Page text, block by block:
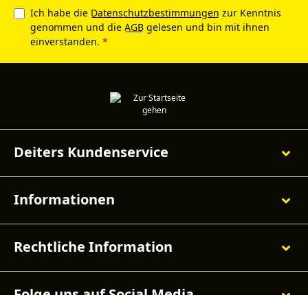
Ich habe die Datenschutzbestimmungen zur Kenntnis
genommen und die AGB gelesen und bin mit ihnen
einverstanden. *
Deiters Kundenservice
Informationen
Rechtliche Information